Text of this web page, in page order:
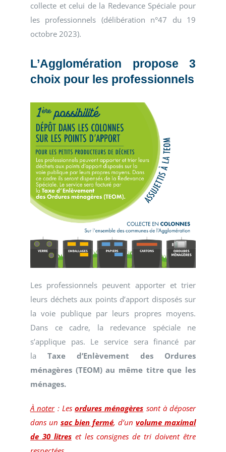
collecte et celui de la Redevance Spéciale pour
les professionnels (délibération n°47 du 19
octobre 2023).
L’Agglomération propose 3
choix pour les professionnels
Les professionnels peuvent apporter et trier
leurs déchets aux points d’apport disposés sur
la voie publique par leurs propres moyens.
Dans ce cadre, la redevance spéciale ne
s’applique pas. Le service sera financé par
la Taxe d’Enlèvement des Ordures
ménagères (TEOM) au même titre que les
ménages.
À noter: Les ordures ménagères sont à déposer
dans un sac bien fermé, d’un volume maximal
de 30 litreset les consignes de tri doivent être